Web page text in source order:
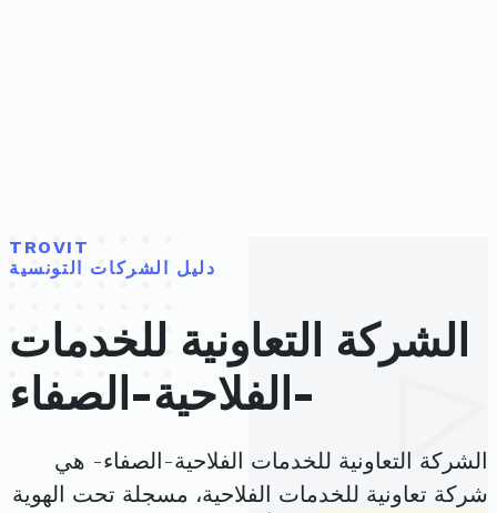
TROVIT
دليل الشركات التونسية
الشركة التعاونية للخدمات
الفلاحية-الصفاء-
الشركة التعاونية للخدمات الفلاحية-الصفاء- هي
شركة تعاونية للخدمات الفلاحية، مسجلة تحت الهوية